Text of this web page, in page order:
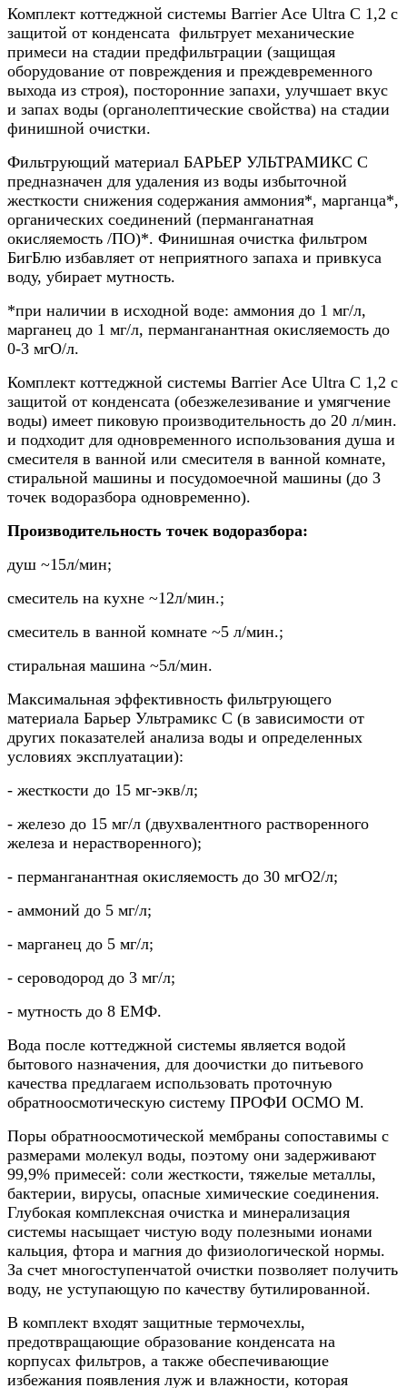
Комплект коттеджной системы Barrier Ace Ultra С 1,2 с
защитой от конденсата фильтрует механические
примеси на стадии предфильтрации (защищая
оборудование от повреждения и преждевременного
выхода из строя), посторонние запахи, улучшает вкус
и запах воды (органолептические свойства) на стадии
финишной очистки.
Фильтрующий материал БАРЬЕР УЛЬТРАМИКС С
предназначен для удаления из воды избыточной
жесткости снижения содержания аммония*, марганца*,
органических соединений (перманганатная
окисляемость /ПО)*. Финишная очистка фильтром
БигБлю избавляет от неприятного запаха и привкуса
воду, убирает мутность.
*при наличии в исходной воде: аммония до 1 мг/л,
марганец до 1 мг/л, перманганантная окисляемость до
0-3 мгО/л.
Комплект коттеджной системы Barrier Ace Ultra С 1,2 с
защитой от конденсата (обезжелезивание и умягчение
воды) имеет пиковую производительность до 20 л/мин.
и подходит для одновременного использования душа и
смесителя в ванной или смесителя в ванной комнате,
стиральной машины и посудомоечной машины (до 3
точек водоразбора одновременно).
Производительность точек водоразбора:
душ ~15л/мин;
смеситель на кухне ~12л/мин.;
смеситель в ванной комнате ~5 л/мин.;
стиральная машина ~5л/мин.
Максимальная эффективность фильтрующего
материала Барьер Ультрамикс С (в зависимости от
других показателей анализа воды и определенных
условиях эксплуатации):
- жесткости до 15 мг-экв/л;
- железо до 15 мг/л (двухвалентного растворенного
железа и нерастворенного);
- перманганантная окисляемость до 30 мгО2/л;
- аммоний до 5 мг/л;
- марганец до 5 мг/л;
- сероводород до 3 мг/л;
- мутность до 8 ЕМФ.
Вода после коттеджной системы является водой
бытового назначения, для доочистки до питьевого
качества предлагаем использовать проточную
обратноосмотическую систему ПРОФИ ОСМО М.
Поры обратноосмотической мембраны сопоставимы с
размерами молекул воды, поэтому они задерживают
99,9% примесей: соли жесткости, тяжелые металлы,
бактерии, вирусы, опасные химические соединения.
Глубокая комплексная очистка и минерализация
системы насыщает чистую воду полезными ионами
кальция, фтора и магния до физиологической нормы.
За счет многоступенчатой очистки позволяет получить
воду, не уступающую по качеству бутилированной.
В комплект входят защитные термочехлы,
предотвращающие образование конденсата на
корпусах фильтров, а также обеспечивающие
избежания появления луж и влажности, которая